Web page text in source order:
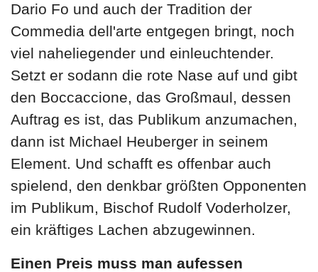
Dario Fo und auch der Tradition der
Commedia dell'arte entgegen bringt, noch
viel naheliegender und einleuchtender.
Setzt er sodann die rote Nase auf und gibt
den Boccaccione, das Großmaul, dessen
Auftrag es ist, das Publikum anzumachen,
dann ist Michael Heuberger in seinem
Element. Und schafft es offenbar auch
spielend, den denkbar größten Opponenten
im Publikum, Bischof Rudolf Voderholzer,
ein kräftiges Lachen abzugewinnen.
Einen Preis muss man aufessen